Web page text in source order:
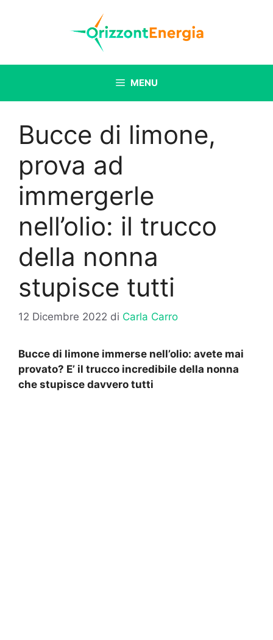
MENU
Bucce di limone,
prova ad
immergerle
nell’olio: il trucco
della nonna
stupisce tutti
12 Dicembre 2022 di Carla Carro
Bucce di limone immerse nell’olio: avete mai
provato? E’ il trucco incredibile della nonna
che stupisce davvero tutti